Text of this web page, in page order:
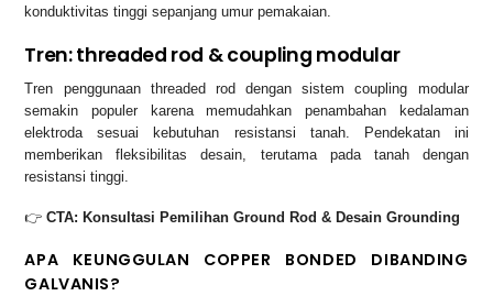
konduktivitas tinggi sepanjang umur pemakaian.
Tren: threaded rod & coupling modular
Tren penggunaan threaded rod dengan sistem coupling modular
semakin populer karena memudahkan penambahan kedalaman
elektroda sesuai kebutuhan resistansi tanah. Pendekatan ini
memberikan fleksibilitas desain, terutama pada tanah dengan
resistansi tinggi.
👉CTA: Konsultasi Pemilihan Ground Rod & Desain Grounding
APA KEUNGGULAN COPPER BONDED DIBANDING
GALVANIS?